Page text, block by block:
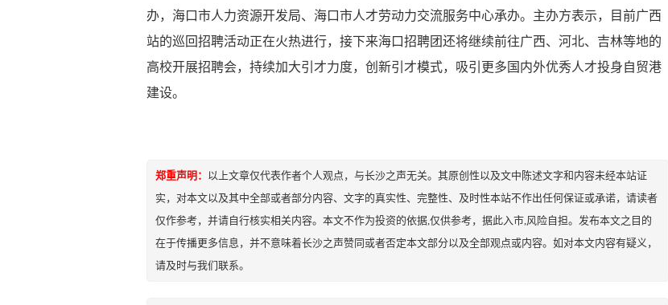
办，海口市人力资源开发局、海口市人才劳动力交流服务中心承办。主办方表示，
目前广西
站的巡回招聘活动正在火热进行， 接下来海口招聘团还将继续前往广西、 河北、吉林等地的
高校开展招聘会，持续加大引才力度，创新引才模式，吸引更多国内外优秀人才投身自贸港
建设。
郑重声明： 以上文章仅代表作者个人观点，与长沙之声无关。其原创性以及文中陈述文字和内容未经本站证
实，对本文以及其中全部或者部分内容、文字的真实性、完整性、及时性本站不作出任何保证或承诺，请读者
仅作参考，并请自行核实相关内容。本文不作为投资的依据,仅供参考，据此入市,风险自担。发布本文之目的
在于传播更多信息，并不意味着长沙之声赞同或者否定本文部分以及全部观点或内容。如对本文内容有疑义，
请及时与我们联系。